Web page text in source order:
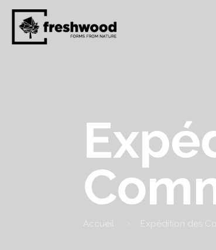
Accueil Expédition des